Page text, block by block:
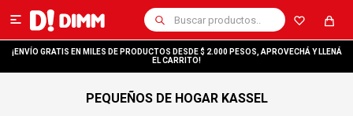

¡ENVÍO GRATIS EN MILES DE PRODUCTOS DESDE $ 2.000 PESOS, APROVECHÁ Y LLENÁ
EL CARRITO!
PEQUEÑOS DE HOGAR KASSEL